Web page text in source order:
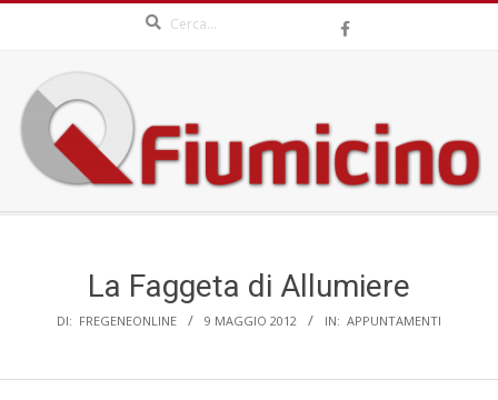
content
QFIUMICINO.COM
La Faggeta di Allumiere
DI: FREGENEONLINE 9 MAGGIO 2012 IN: APPUNTAMENTI